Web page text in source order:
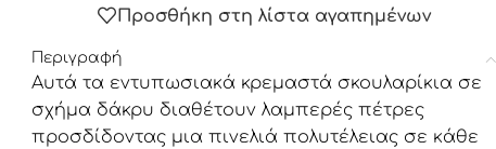
Προσθήκη στη λίστα αγαπημένων
Περιγραφή
Αυτά τα εντυπωσιακά κρεμαστά σκουλαρίκια σε
σχήμα δάκρυ διαθέτουν λαμπερές πέτρες
προσδίδοντας μια πινελιά πολυτέλειας σε κάθε